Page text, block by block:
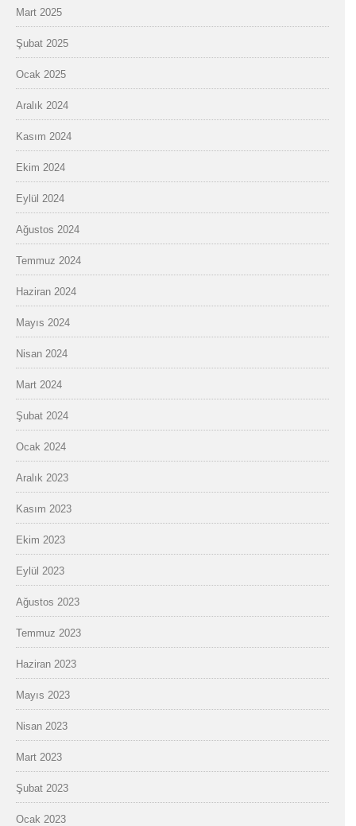
Mart 2025
Şubat 2025
Ocak 2025
Aralık 2024
Kasım 2024
Ekim 2024
Eylül 2024
Ağustos 2024
Temmuz 2024
Haziran 2024
Mayıs 2024
Nisan 2024
Mart 2024
Şubat 2024
Ocak 2024
Aralık 2023
Kasım 2023
Ekim 2023
Eylül 2023
Ağustos 2023
Temmuz 2023
Haziran 2023
Mayıs 2023
Nisan 2023
Mart 2023
Şubat 2023
Ocak 2023